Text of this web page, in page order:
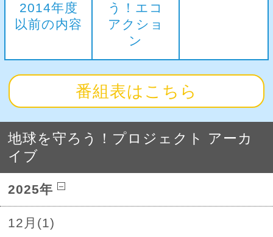
2014年度
以前の内容
う！エコ
アクショ
ン
番組表はこちら
地球を守ろう！プロジェクト アーカ
イブ
2025年
12月(1)